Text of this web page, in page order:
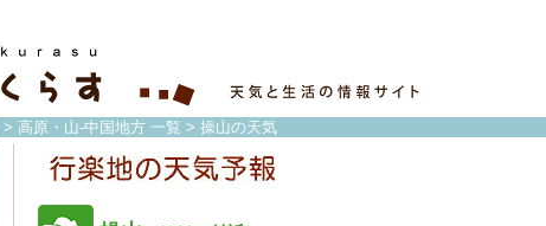
> 高原・山-中国地方 一覧 > 操山の天気